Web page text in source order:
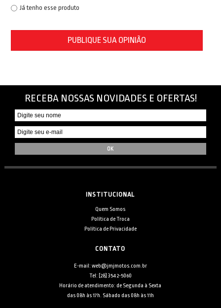
Já tenho esse produto
PUBLIQUE SUA OPINIÃO
RECEBA NOSSAS NOVIDADES E OFERTAS!
INSTITUCIONAL
Quem Somos
Política de Troca
Política de Privacidade
CONTATO
E-mail: web@jmjmotos.com.br
Tel: [28] 3542-5060
Horário de atendimento: de Segunda à Sexta
das 08h às 17h. Sábado das 08h às 11h